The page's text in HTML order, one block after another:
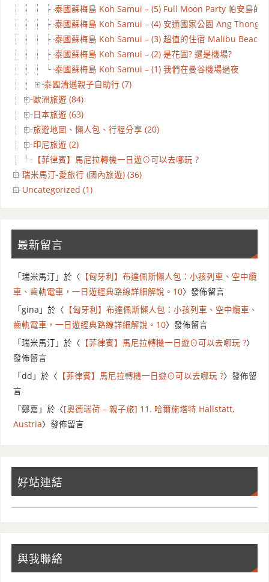
泰國蘇梅島 Koh Samui – (5) Full Moon Party 帕安島的
泰國蘇梅島 Koh Samui – (4) 安通國家公園 Ang Thong
泰國蘇梅島 Koh Samui – (3) 超值的住宿 Malibu Beach
泰國蘇梅島 Koh Samui – (2) 是花園? 還是機場?
泰國蘇梅島 Koh Samui – (1) 我們在曼谷機場過夜
泰國清邁親子自助行 (7)
歐洲旅遊 (84)
日本旅遊 (63)
旅遊地圖、懶人包、行程分享 (20)
印尼旅遊 (2)
【菲律賓】馬尼拉轉機一日遊⊙可以去哪玩 ?
瑞米馬汀-愛旅行 (國內旅遊) (36)
Uncategorized (1)
最新留言
「瑞米馬汀 」於〈 【匈牙利】布達佩斯懶人包：小孩列車、空中纜
車、齒軌電車，一日遊經典路線詳細解說。10〉發佈留言
「gina 」於〈 【匈牙利】布達佩斯懶人包：小孩列車、空中纜車、
齒軌電車，一日遊經典路線詳細解說。10〉發佈留言
「瑞米馬汀 」於〈 【菲律賓】馬尼拉轉機一日遊⊙可以去哪玩 ?〉
發佈留言
「dd 」於〈 【菲律賓】馬尼拉轉機一日遊⊙可以去哪玩 ?〉發佈留
言
「鄭嘉 」於〈[奧德瑞荷 – 親子旅] 11. 哈爾施塔特 Hallstatt,
Austria〉發佈留言
好站連結
與我聯絡